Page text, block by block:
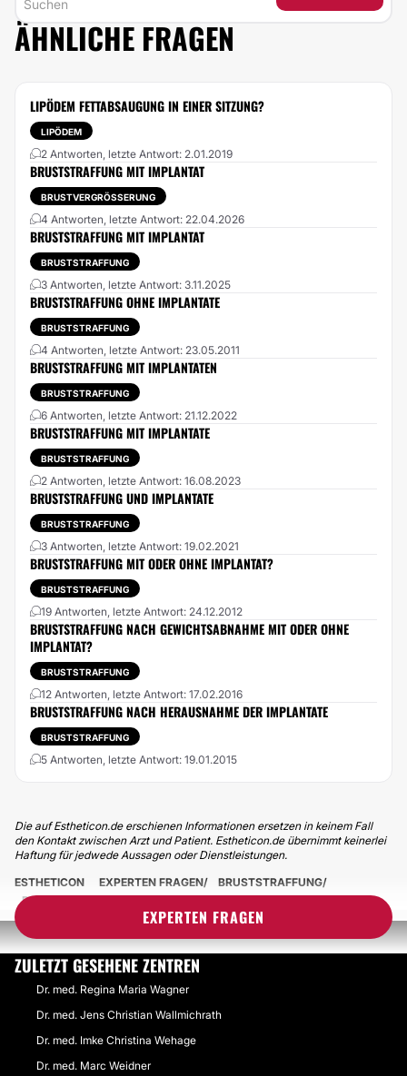
ÄHNLICHE FRAGEN
LIPÖDEM FETTABSAUGUNG IN EINER SITZUNG?
LIPÖDEM
2 Antworten, letzte Antwort: 2.01.2019
BRUSTSTRAFFUNG MIT IMPLANTAT
BRUSTVERGRÖSSERUNG
4 Antworten, letzte Antwort: 22.04.2026
BRUSTSTRAFFUNG MIT IMPLANTAT
BRUSTSTRAFFUNG
3 Antworten, letzte Antwort: 3.11.2025
BRUSTSTRAFFUNG OHNE IMPLANTATE
BRUSTSTRAFFUNG
4 Antworten, letzte Antwort: 23.05.2011
BRUSTSTRAFFUNG MIT IMPLANTATEN
BRUSTSTRAFFUNG
6 Antworten, letzte Antwort: 21.12.2022
BRUSTSTRAFFUNG MIT IMPLANTATE
BRUSTSTRAFFUNG
2 Antworten, letzte Antwort: 16.08.2023
BRUSTSTRAFFUNG UND IMPLANTATE
BRUSTSTRAFFUNG
3 Antworten, letzte Antwort: 19.02.2021
BRUSTSTRAFFUNG MIT ODER OHNE IMPLANTAT?
BRUSTSTRAFFUNG
19 Antworten, letzte Antwort: 24.12.2012
BRUSTSTRAFFUNG NACH GEWICHTSABNAHME MIT ODER OHNE
IMPLANTAT?
BRUSTSTRAFFUNG
12 Antworten, letzte Antwort: 17.02.2016
BRUSTSTRAFFUNG NACH HERAUSNAHME DER IMPLANTATE
BRUSTSTRAFFUNG
5 Antworten, letzte Antwort: 19.01.2015
Die auf Estheticon.de erschienen Informationen ersetzen in keinem Fall
den Kontakt zwischen Arzt und Patient. Estheticon.de übernimmt keinerlei
Haftung für jedwede Aussagen oder Dienstleistungen.
EXPERTEN FRAGEN
ESTHETICON EXPERTEN FRAGEN
BRUSTSTRAFFUNG
BRUSTSTRAFFUNG MIT IMPLANTAT IN ZWEI SITZUNGEN
ZULETZT GESEHENE ZENTREN
Dr. med. Regina Maria Wagner
Dr. med. Jens Christian Wallmichrath
Dr. med. Imke Christina Wehage
Dr. med. Marc Weidner